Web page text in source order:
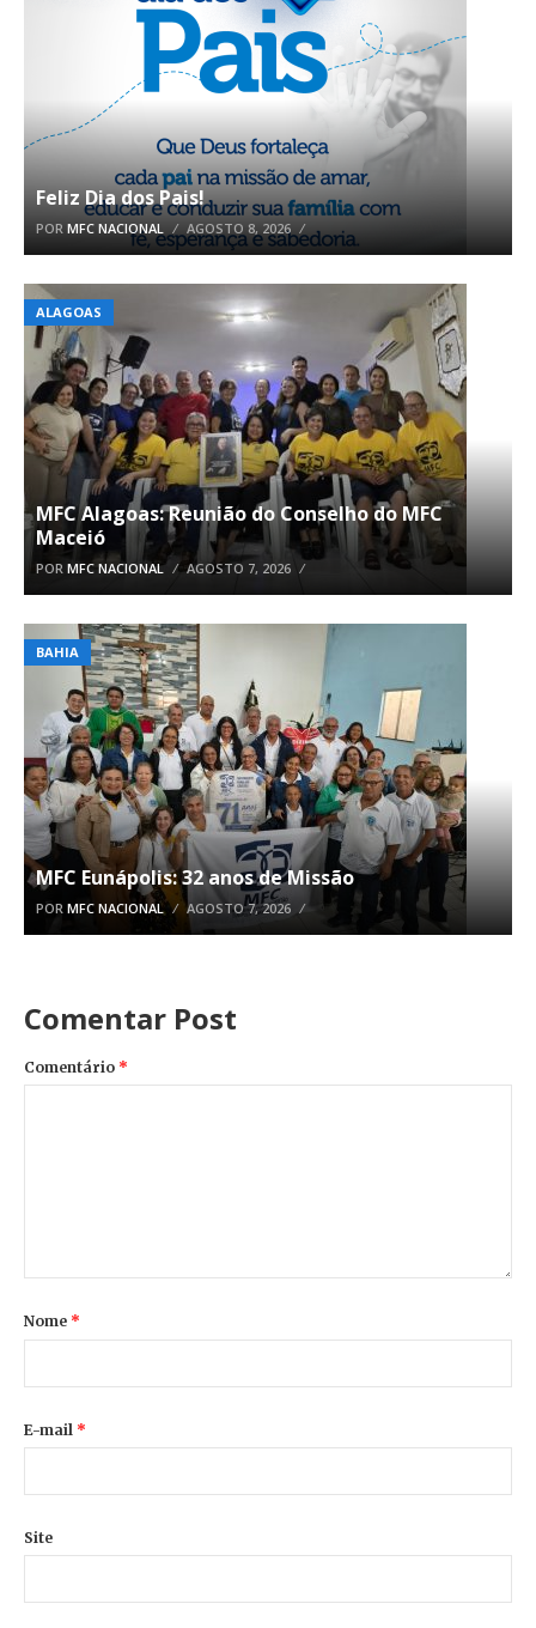
Feliz Dia dos Pais!
POR MFC NACIONAL AGOSTO 8, 2026
ALAGOAS
MFC Alagoas: Reunião do Conselho do MFC
Maceió
POR MFC NACIONAL AGOSTO 7, 2026
BAHIA
MFC Eunápolis: 32 anos de Missão
POR MFC NACIONAL AGOSTO 7, 2026
Comentar Post
Comentário *
Nome *
E-mail *
Site